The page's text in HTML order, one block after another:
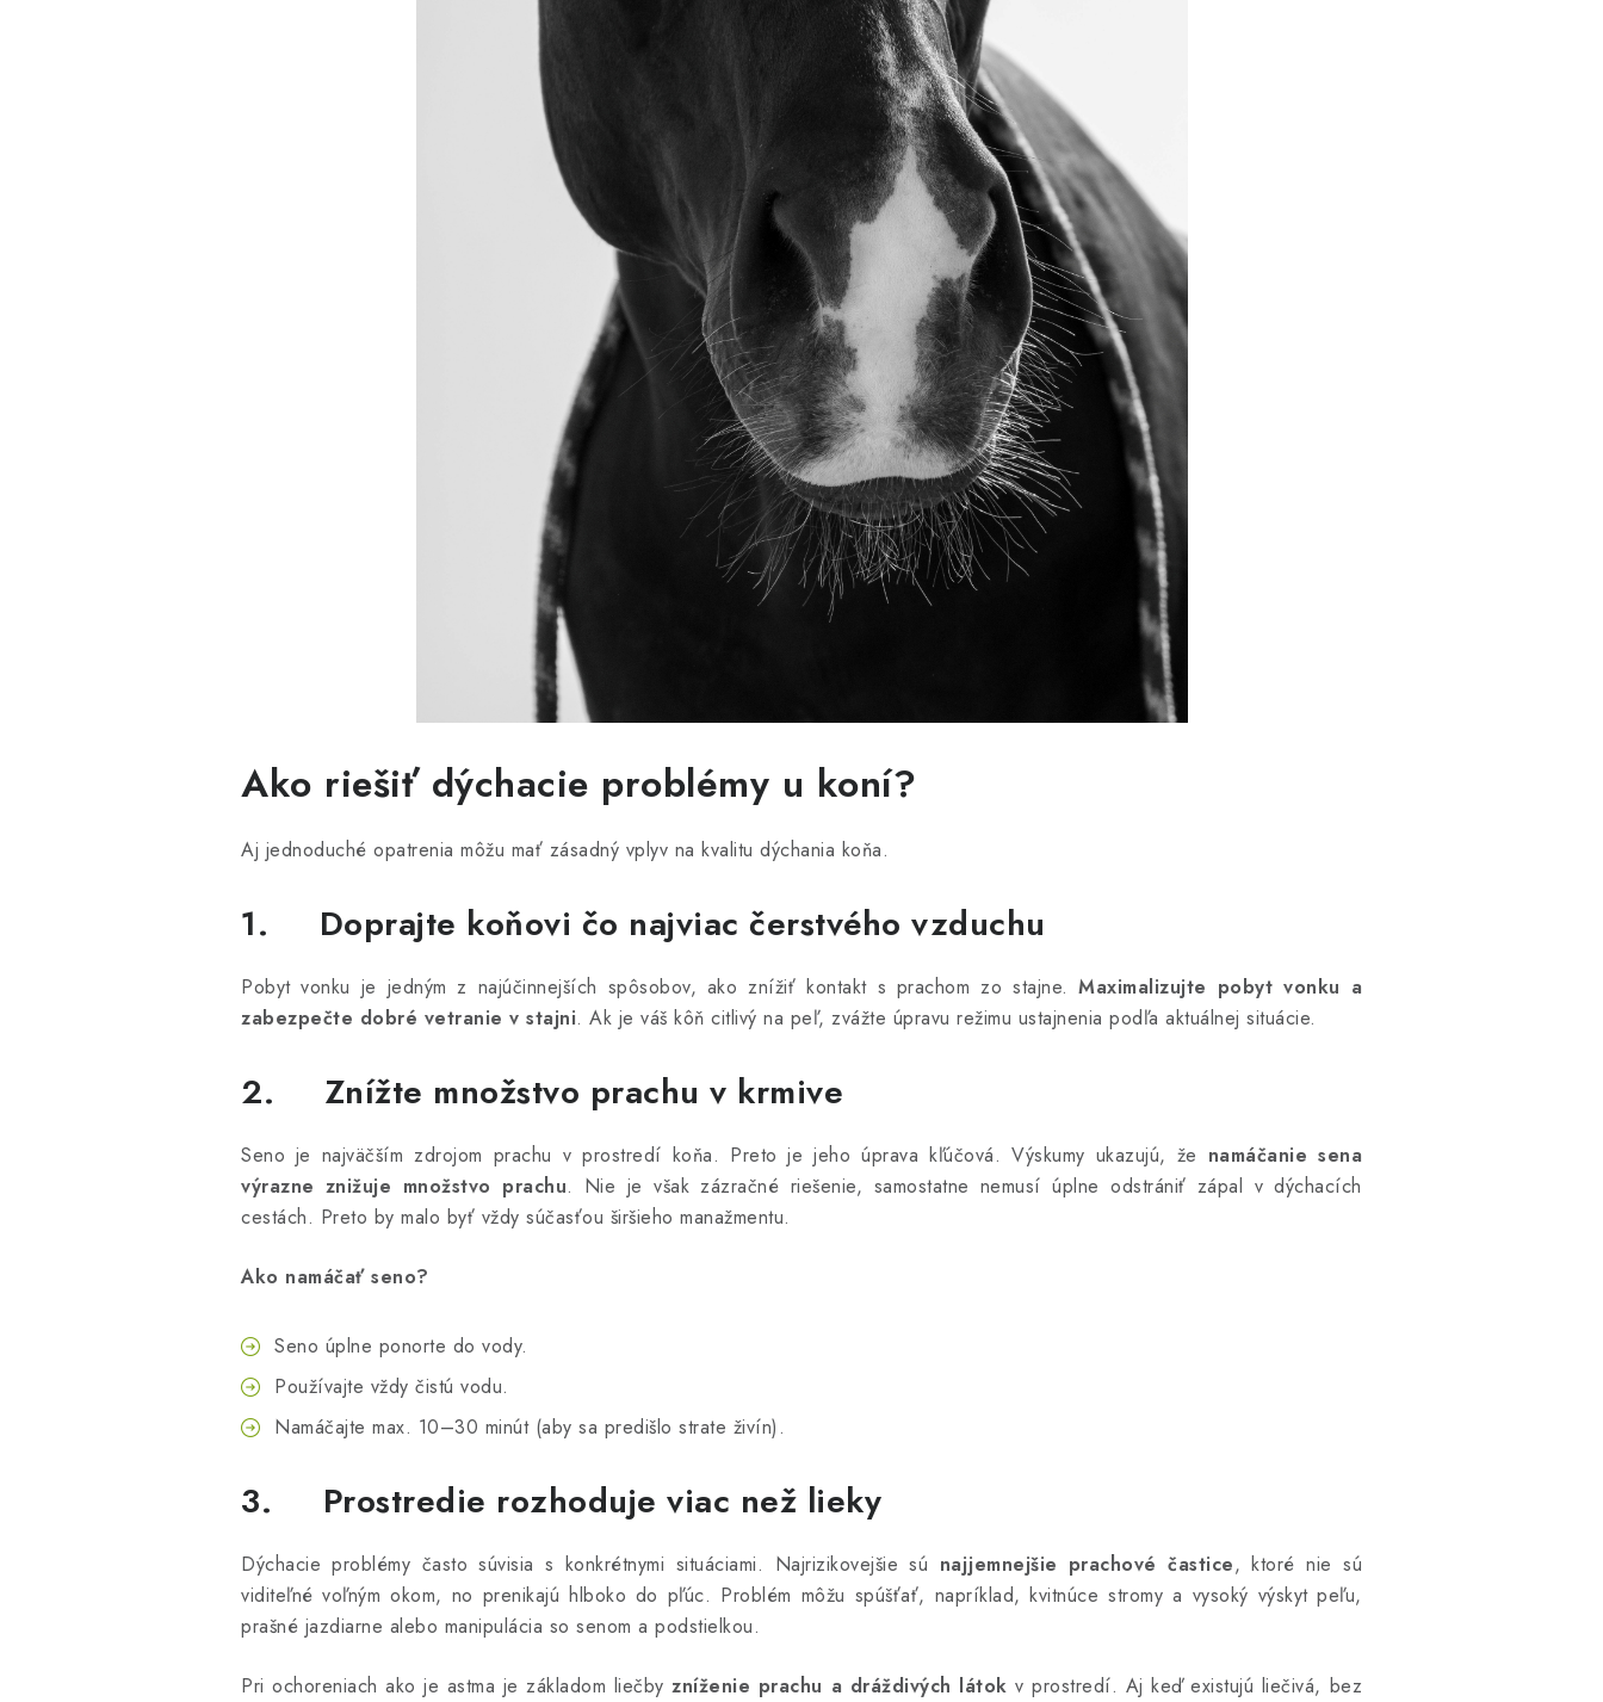
Ako riešiť dýchacie problémy u koní?
Aj jednoduché opatrenia môžu mať zásadný vplyv na kvalitu dýchania koňa.
1. Doprajte koňovi čo najviac čerstvého vzduchu
Pobyt vonku je jedným z najúčinnejších spôsobov, ako znížiť kontakt s prachom zo stajne.Maximalizujte pobyt vonku a
zabezpečte dobré vetranie v stajni. Ak je váš kôň citlivý na peľ, zvážte úpravu režimu ustajnenia podľa aktuálnej situácie.
2. Znížte množstvo prachu v krmive
Seno je najväčším zdrojom prachu v prostredí koňa. Preto je jeho úprava kľúčová. Výskumy ukazujú, že namáčanie sena
výrazne znižuje množstvo prachu. Nie je však zázračné riešenie, samostatne nemusí úplne odstrániť zápal v dýchacích
cestách. Preto by malo byť vždy súčasťou širšieho manažmentu.
Ako namáčať seno?
Seno úplne ponorte do vody.
Používajte vždy čistú vodu.
Namáčajte max. 10–30 minút (aby sa predišlo strate živín).
3. Prostredie rozhoduje viac než lieky
Dýchacie problémy často súvisia s konkrétnymi situáciami. Najrizikovejšie sú najjemnejšie prachové častice, ktoré nie sú
viditeľné voľným okom, no prenikajú hlboko do pľúc. Problém môžu spúšťať, napríklad, kvitnúce stromy a vysoký výskyt peľu,
prašné jazdiarne alebo manipulácia so senom a podstielkou.
Pri ochoreniach ako je astma je základom liečbyzníženie prachu a dráždivých látok v prostredí. Aj keď existujú liečivá, bez